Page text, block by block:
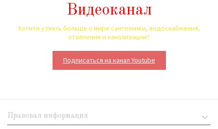
Видеоканал
Хотите узнать больше о мире сантехники, водоснабжения,
отопления и канализации?
Подписаться на канал Youtube
Правовая информация